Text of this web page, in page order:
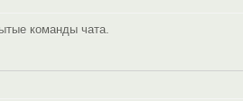
команды чата.